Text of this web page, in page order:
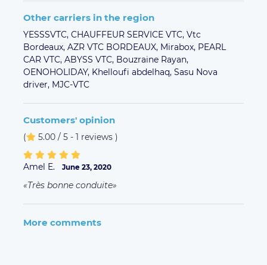
Other carriers in the region
YESSSVTC, CHAUFFEUR SERVICE VTC, Vtc
Bordeaux, AZR VTC BORDEAUX, Mirabox, PEARL
CAR VTC, ABYSS VTC, Bouzraine Rayan,
OENOHOLIDAY, Khelloufi abdelhaq, Sasu Nova
driver, MJC-VTC
Customers' opinion
( 5.00 / 5 - 1 reviews )
Amel E. June 23, 2020
Très bonne conduite
More comments